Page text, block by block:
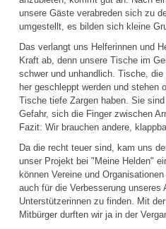
unsere Gäste verabreden sich zu
umgestellt, es bilden sich kleine
Das verlangt uns Helferinnen und
Kraft ab, denn unsere Tische im
schwer und unhandlich. Tische,
her geschleppt werden und
Tische tiefe Zargen haben. Sie
Gefahr, sich die Finger zwischen
Fazit: Wir brauchen andere,
Da die recht teuer sind, kam uns
unser Projekt bei "Meine Helden"
können Vereine und
auch für die Verbesserung
Unterstützerinnen zu finden. Mit
Mitbürger durften wir ja in der